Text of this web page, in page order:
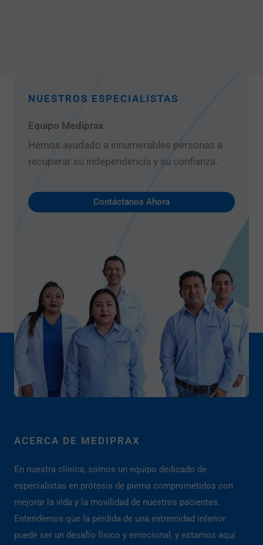
NUESTROS ESPECIALISTAS
Equipo Mediprax
Hemos ayudado a innumerables personas a
recuperar su independencia y su confianza.
Contáctanos Ahora
ACERCA DE MEDIPRAX
En nuestra clínica, somos un equipo dedicado de
especialistas en prótesis de pierna comprometidos con
mejorar la vida y la movilidad de nuestros pacientes.
Entendemos que la pérdida de una extremidad inferior
puede ser un desafío físico y emocional, y estamos aquí